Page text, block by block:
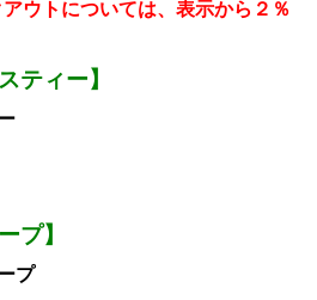
ウトについては、表示から２％
ティー】
プ】
プ